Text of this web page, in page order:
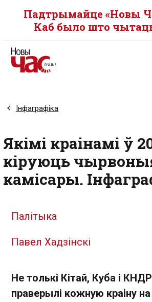
Падтрымайце «Новы
Каб было што
Інфаграфіка
Якімі краінамі ў
кіруюць
камісары.
Палітыка
Павел Хадзінскі
Не толькі Кітай, Куба і
праверылі кожную краіну на